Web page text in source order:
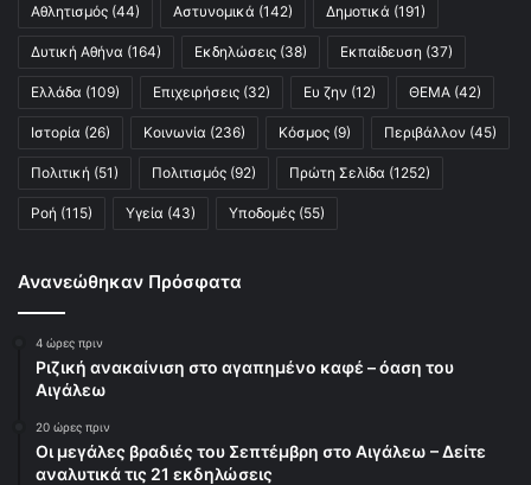
Αθλητισμός (44) Αστυνομικά (142) Δημοτικά (191)
Δυτική Αθήνα (164) Εκδηλώσεις (38) Εκπαίδευση (37)
Ελλάδα (109) Επιχειρήσεις (32) Ευ ζην (12) ΘΕΜΑ (42)
Ιστορία (26) Κοινωνία (236) Κόσμος (9) Περιβάλλον (45)
Πολιτική (51) Πολιτισμός (92) Πρώτη Σελίδα (1252)
Ροή (115) Υγεία (43) Υποδομές (55)
Ανανεώθηκαν Πρόσφατα
4 ώρες πριν
Ριζική ανακαίνιση στο αγαπημένο καφέ – όαση του
Αιγάλεω
20 ώρες πριν
Οι μεγάλες βραδιές του Σεπτέμβρη στο Αιγάλεω – Δείτε
αναλυτικά τις 21 εκδηλώσεις